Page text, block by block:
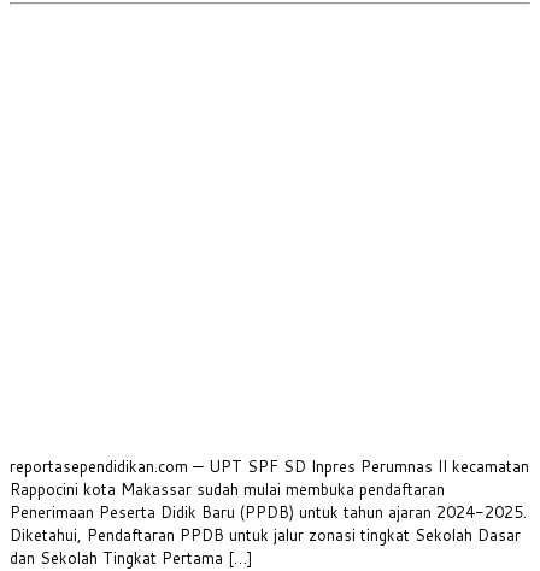
reportasependidikan.com — UPT SPF SD Inpres Perumnas II kecamatan
Rappocini kota Makassar sudah mulai membuka pendaftaran
Penerimaan Peserta Didik Baru (PPDB) untuk tahun ajaran 2024-2025.
Diketahui, Pendaftaran PPDB untuk jalur zonasi tingkat Sekolah Dasar
dan Sekolah Tingkat Pertama […]